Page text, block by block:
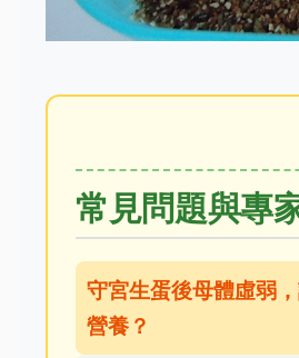
常見問題與專
守宮生蛋後母體虛弱
營養？